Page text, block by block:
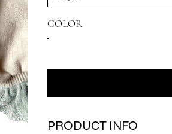
COLOR
PRODUCT INFO